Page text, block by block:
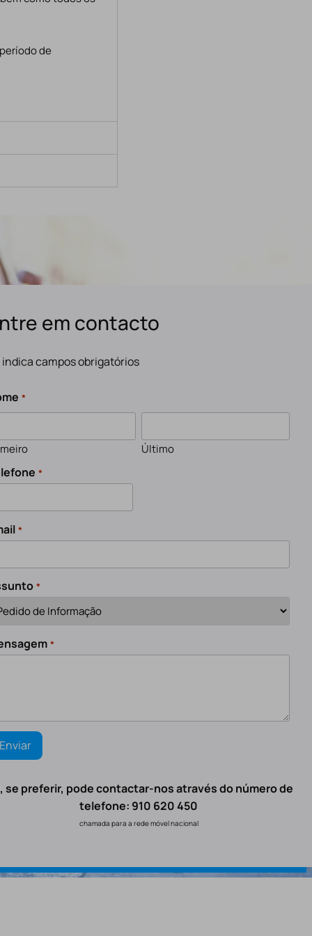
de
em contacto
indica campos obrigatórios
*
Último
*
*
*
*
se preferir, pode contactar-nos através do número de
telefone: 910 620 450
chamada para a rede móvel nacional